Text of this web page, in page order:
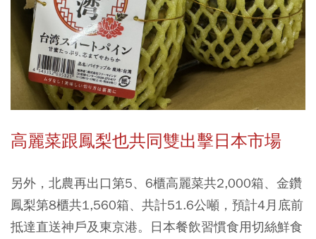
高麗菜跟鳳梨也共同雙出擊日本市場
另外，北農再出口第5、6櫃高麗菜共2,000箱、金鑽
鳳梨第8櫃共1,560箱、共計51.6公噸，預計4月底前
抵達直送神戶及東京港。日本餐飲習慣食用切絲鮮食